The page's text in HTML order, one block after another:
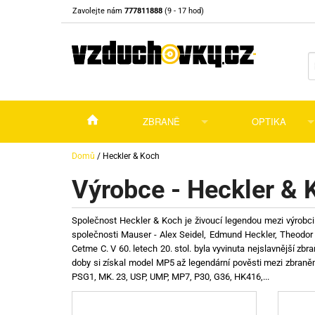
Zavolejte nám 777811888 (9 - 17 hod)
ZBRANĚ
Vzduchovky
Příslušenství pro
Vzduchovky PCP
Vzduchovky
Vzduchové pistole a revolveryPříslušenství
CO2 pistole
PCP Pistole
Revolvery
Plynové pistole a revolveryPistole
Příslušenství
Revolvery
Perkusní zbraně
Zbraně na ZP Pušky opakovací
OPTIKA
Dalekohledy a
Kolimátory, lasery
Montáže
Noční vidění a
Domů / Heckler & Koch
Výrobce - Heckler &
Společnost Heckler & Koch je živoucí legendou mezi
společnosti Mauser - Alex Seidel, Edmund Heckler,
Cetme C. V 60. letech 20. stol. byla vyvinuta nejslavnější
doby si získal model MP5 až legendární pověsti mezi
PSG1, MK. 23, USP, UMP, MP7, P30, G36, HK416,...